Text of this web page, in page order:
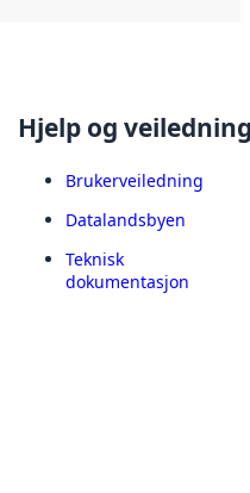
Hjelp og
Brukerveiledning
Datalandsbyen
Teknisk
dokumentasjon